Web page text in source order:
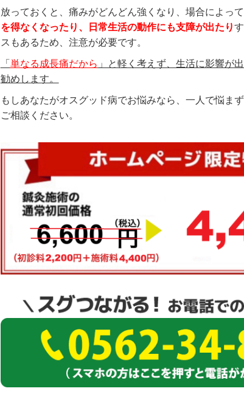
放っておくと、痛みがどんどん強くなり、場合によっ
を得なくなったり、日常生活の動作にも支障が出たり
スもあるため、注意が必要です。
「 単なる成長痛だから 」と軽く考えず、生活に影響が
勧めします。
もしあなたがオスグッド病でお悩みなら、一人で悩ま
ご相談ください。